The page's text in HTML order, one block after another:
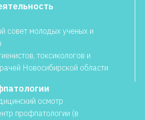
совет молодых ученых и
токсикологов и
Новосибирской области
осмотр
профпатологии (в